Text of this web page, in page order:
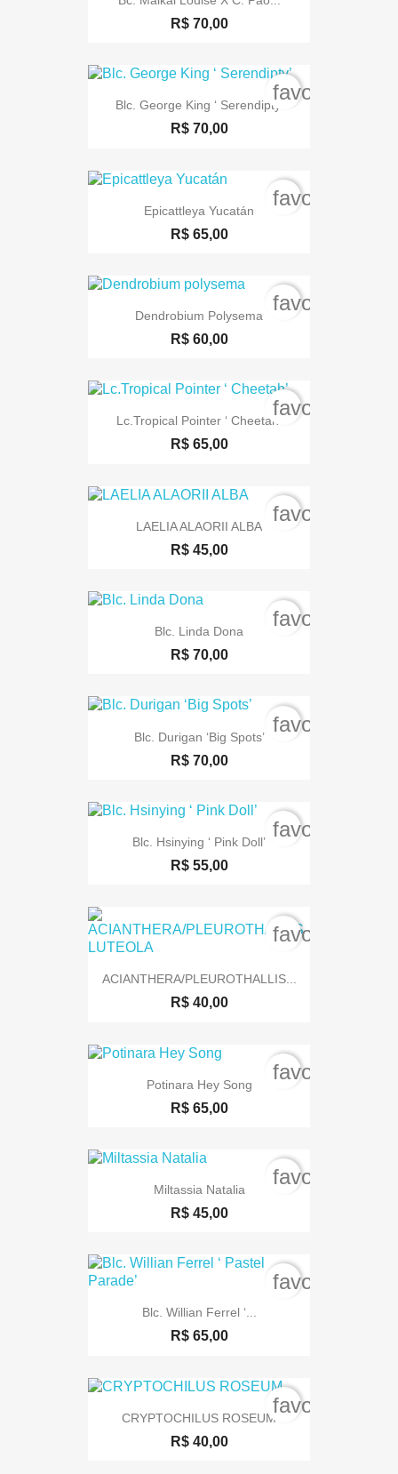
R$ 70,00
Blc. George King ‘ Serendipty’
R$ 70,00
Epicattleya Yucatán
R$ 65,00
Dendrobium Polysema
R$ 60,00
Lc.Tropical Pointer ‘ Cheetah’
R$ 65,00
LAELIA ALAORII ALBA
R$ 45,00
Blc. Linda Dona
R$ 70,00
Blc. Durigan ‘Big Spots’
R$ 70,00
Blc. Hsinying ‘ Pink Doll’
R$ 55,00
ACIANTHERA/PLEUROTHALLIS...
R$ 40,00
Potinara Hey Song
R$ 65,00
Miltassia Natalia
R$ 45,00
Blc. Willian Ferrel ‘...
R$ 65,00
CRYPTOCHILUS ROSEUM
R$ 40,00